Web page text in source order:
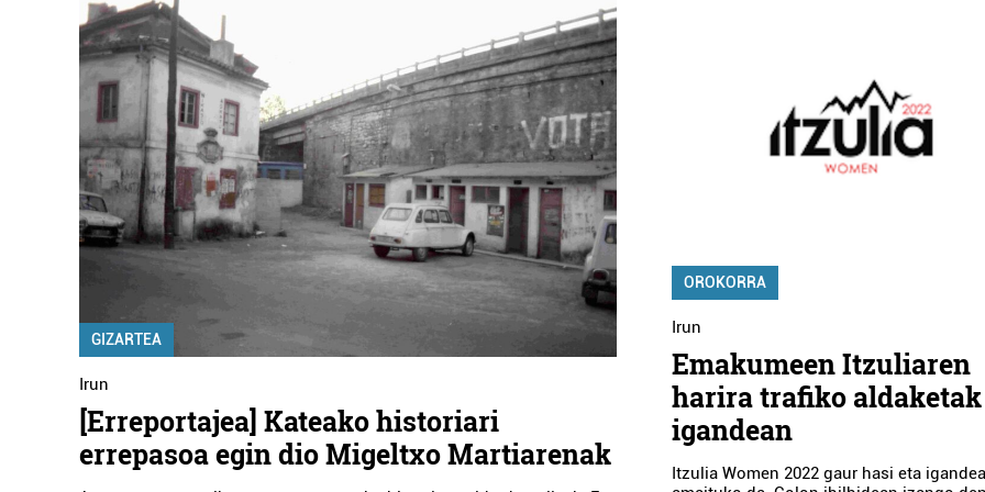
GIZARTEA
Irun
[Erreportajea] Kateako historiari
errepasoa egin dio Migeltxo Martiarenak
OROKORRA
Irun
Emakumeen Itzuliaren
harira trafiko aldaketak
igandean
Itzulia Women 2022 gaur hasi eta